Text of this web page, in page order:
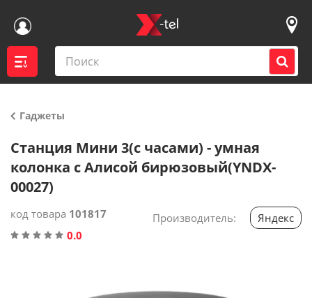
Гаджеты
Станция Мини 3(с часами) - умная
колонка с Алисой бирюзовый(YNDX-
00027)
код товара 101817
0.0
Производитель: Яндекс
Войти
Контакты магазинов
Акции